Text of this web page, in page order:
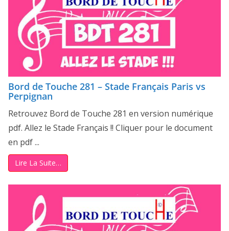
Bord de Touche 281 – Stade Français Paris vs
Perpignan
Retrouvez Bord de Touche 281 en version numérique
pdf. Allez le Stade Français !! Cliquer pour le document
en pdf ...
Lire La Suite…